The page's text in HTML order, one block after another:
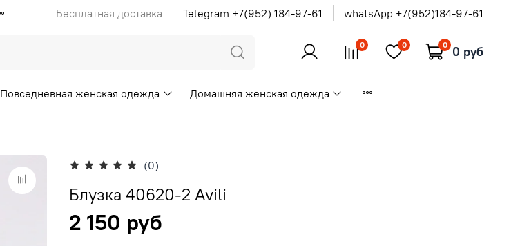
Бесплатная доставка Telegram +7(952) 184-97-61 whatsApp +7(952)184-97-61
0 0 0 0 руб
Повседневная женская одежда Домашняя женская одежда
(0)
Блузка 40620-2 Avili
2 150 руб